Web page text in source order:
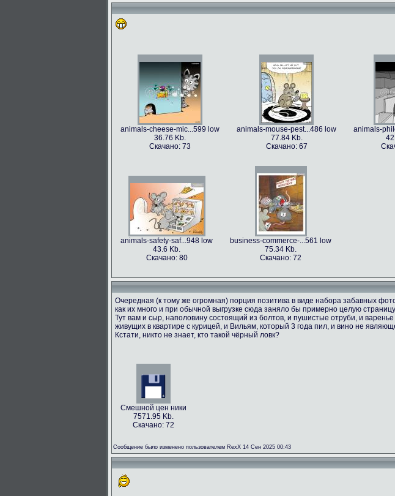
animals-cheese-mic...599 low
36.76 Kb.
Скачано: 73
animals-mouse-pest...486 low
77.84 Kb.
Скачано: 67
animals-
animals-safety-saf...948 low
43.6 Kb.
Скачано: 80
business-commerce-...561 low
75.34 Kb.
Скачано: 72
Очередная (к тому же огромная) порция позитива в виде набора забавных
как их много и при обычной выгрузке сюда заняло бы примерно целую
Тут вам и сыр, наполовину состоящий из болтов, и пушистые отруби, и
живущих в квартире с курицей, и Вильям, который 3 года пил, и вино не
Кстати, никто не знает, кто такой чёрный ловк?
Смешной цен ники
7571.95 Kb.
Скачано: 72
Сообщение было изменено пользователем RexX 14 Сен 2025 00:43